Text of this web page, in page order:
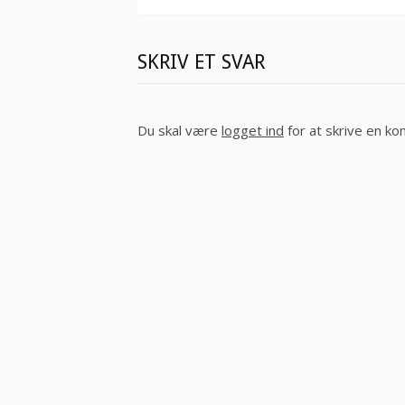
SKRIV ET SVAR
Du skal være logget ind for at skrive en